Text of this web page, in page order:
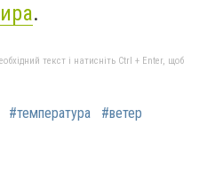
.
текст і натисніть Ctrl + Enter, щоб
#температура #ветер